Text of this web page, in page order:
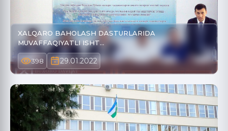
XALQARO BAHOLASH DASTURLARIDA
MUVAFFAQIYATLI ISHT…
398 29.01.2022